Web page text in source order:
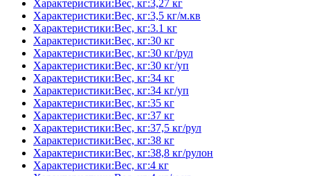
Характеристики:Вес, кг:3,27 кг
Характеристики:Вес, кг:3,5 кг/м.кв
Характеристики:Вес, кг:3.1 кг
Характеристики:Вес, кг:30 кг
Характеристики:Вес, кг:30 кг/рул
Характеристики:Вес, кг:30 кг/уп
Характеристики:Вес, кг:34 кг
Характеристики:Вес, кг:34 кг/уп
Характеристики:Вес, кг:35 кг
Характеристики:Вес, кг:37 кг
Характеристики:Вес, кг:37,5 кг/рул
Характеристики:Вес, кг:38 кг
Характеристики:Вес, кг:38,8 кг/рулон
Характеристики:Вес, кг:4 кг